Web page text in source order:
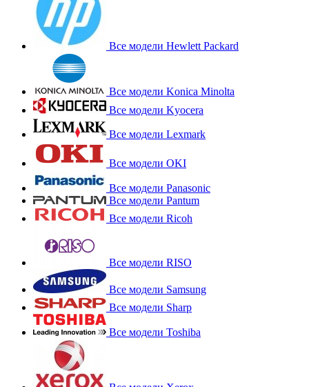
Все модели Hewlett Packard
Все модели Konica Minolta
Все модели Kyocera
Все модели Lexmark
Все модели OKI
Все модели Panasonic
Все модели Pantum
Все модели Ricoh
Все модели RISO
Все модели Samsung
Все модели Sharp
Все модели Toshiba